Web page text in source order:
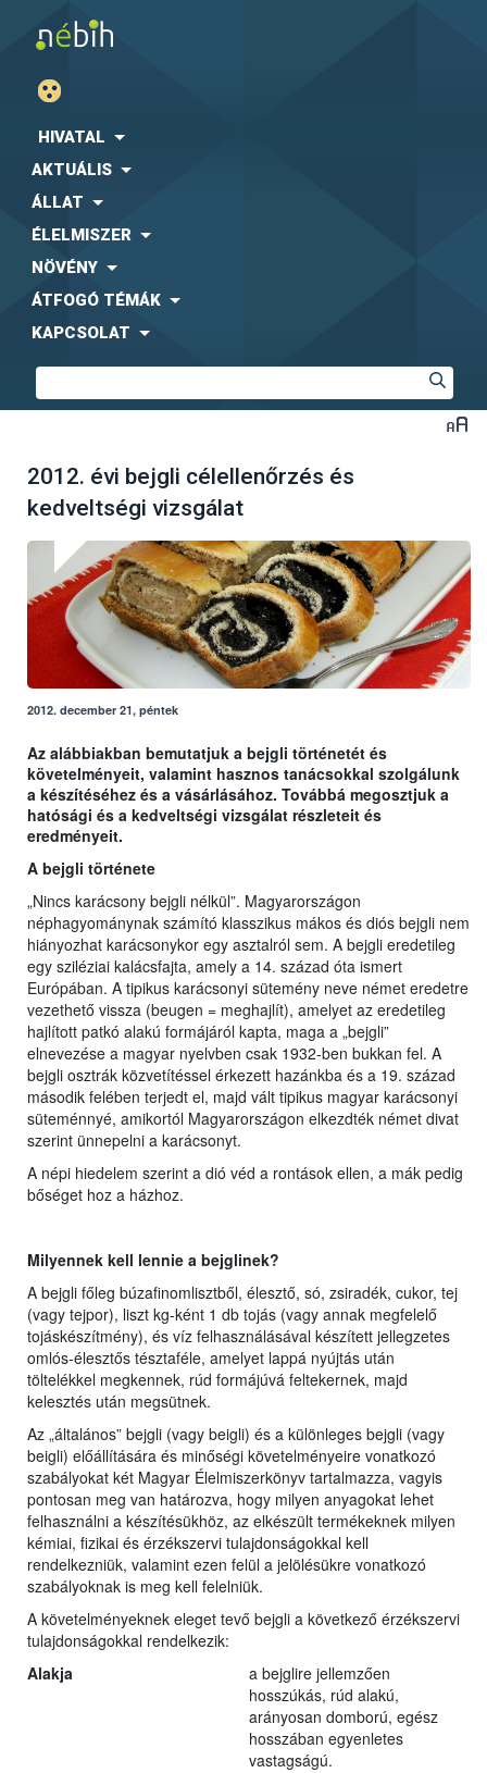
HIVATAL
AKTUÁLIS
ÁLLAT
ÉLELMISZER
NÖVÉNY
ÁTFOGÓ TÉMÁK
KAPCSOLAT
2012. évi bejgli célellenőrzés és
kedveltségi vizsgálat
2012. december 21, péntek
Az alábbiakban bemutatjuk a bejgli történetét és
követelményeit, valamint hasznos tanácsokkal szolgálunk
a készítéséhez és a vásárlásához. Továbbá megosztjuk a
hatósági és a kedveltségi vizsgálat részleteit és
eredményeit.
A bejgli története
„Nincs karácsony bejgli nélkül”. Magyarországon
néphagyománynak számító klasszikus mákos és diós bejgli nem
hiányozhat karácsonykor egy asztalról sem. A bejgli eredetileg
egy sziléziai kalácsfajta, amely a 14. század óta ismert
Európában. A tipikus karácsonyi sütemény neve német eredetre
vezethető vissza (beugen = meghajlít), amelyet az eredetileg
hajlított patkó alakú formájáról kapta, maga a „bejgli”
elnevezése a magyar nyelvben csak 1932-ben bukkan fel. A
bejgli osztrák közvetítéssel érkezett hazánkba és a 19. század
második felében terjedt el, majd vált tipikus magyar karácsonyi
süteménnyé, amikortól Magyarországon elkezdték német divat
szerint ünnepelni a karácsonyt.
A népi hiedelem szerint a dió véd a rontások ellen, a mák pedig
bőséget hoz a házhoz.
Milyennek kell lennie a bejglinek?
A bejgli főleg búzafinomlisztből, élesztő, só, zsiradék, cukor, tej
(vagy tejpor), liszt kg-ként 1 db tojás (vagy annak megfelelő
tojáskészítmény), és víz felhasználásával készített jellegzetes
omlós-élesztős tésztaféle, amelyet lappá nyújtás után
töltelékkel megkennek, rúd formájúvá feltekernek, majd
kelesztés után megsütnek.
Az „általános” bejgli (vagy beigli) és a különleges bejgli (vagy
beigli) előállítására és minőségi követelményeire vonatkozó
szabályokat két Magyar Élelmiszerkönyv tartalmazza, vagyis
pontosan meg van határozva, hogy milyen anyagokat lehet
felhasználni a készítésükhöz, az elkészült termékeknek milyen
kémiai, fizikai és érzékszervi tulajdonságokkal kell
rendelkezniük, valamint ezen felül a jelölésükre vonatkozó
szabályoknak is meg kell felelniük.
A követelményeknek eleget tevő bejgli a következő érzékszervi
tulajdonságokkal rendelkezik:
Alakja
a bejglire jellemzően
hosszúkás, rúd alakú,
arányosan domború, egész
hosszában egyenletes
vastagságú.